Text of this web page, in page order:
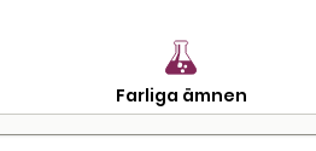
Farliga ämnen